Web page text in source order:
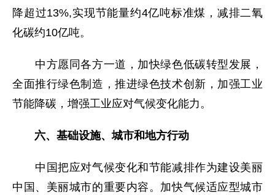
降超过13%,实现节能量约4亿吨标准煤，减排二氧
化碳约10亿吨。
中方愿同各方一道，加快绿色低碳转型发展，
全面推行绿色制造，推进绿色技术创新，加强工业
节能降碳，增强工业应对气候变化能力。
六、基础设施、城市和地方行动
中国把应对气候变化和节能减排作为建设美丽
中国、美丽城市的重要内容。加快气候适应型城市